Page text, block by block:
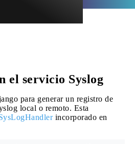
el servicio Syslog
para generar un registro de
local o remoto. Esta
incorporado en